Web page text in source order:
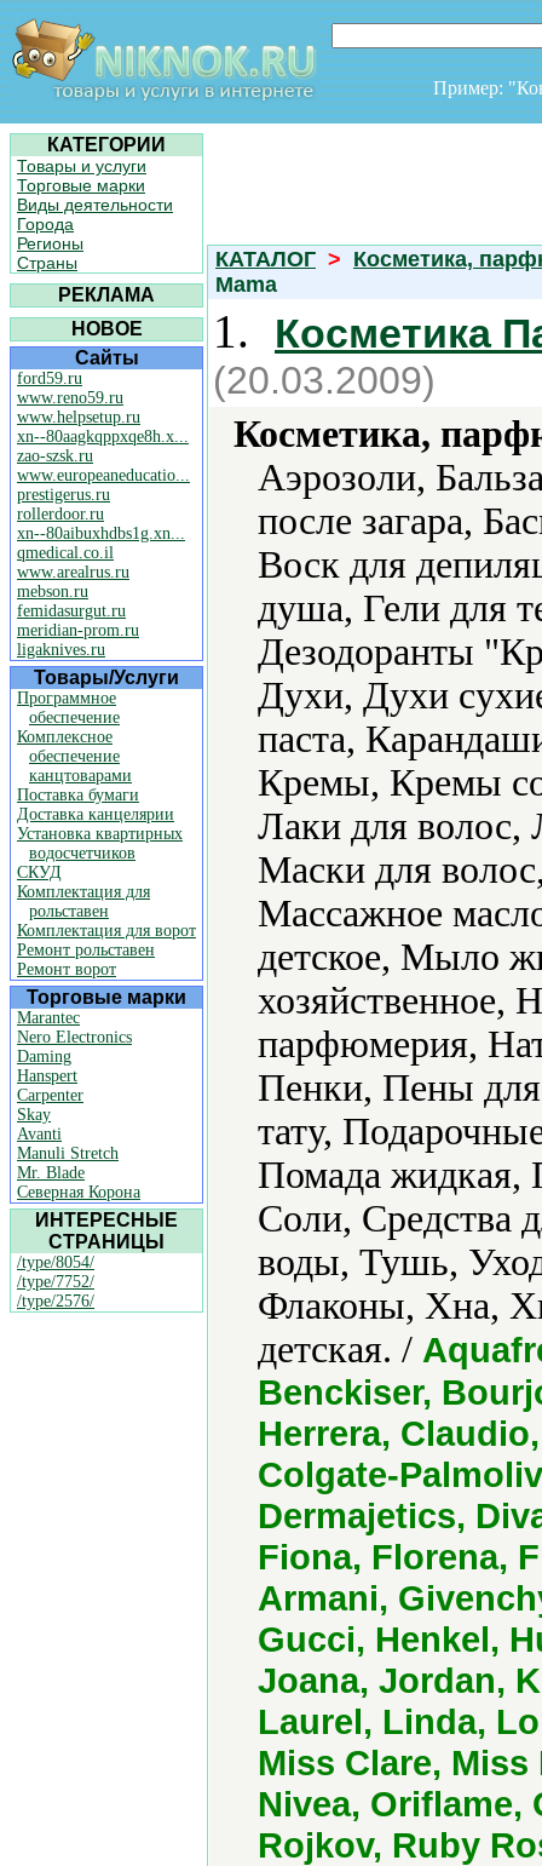
Пример:
КАТЕГОРИИ
Товары и услуги
Торговые марки
Виды деятельности
Города
Регионы
Страны
РЕКЛАМА
НОВОЕ
Сайты
ford59.ru
www.reno59.ru
www.helpsetup.ru
xn--80aagkqppxqe8h.x...
zao-szsk.ru
www.europeaneducatio...
prestigerus.ru
rollerdoor.ru
xn--80aibuxhdbs1g.xn...
qmedical.co.il
www.arealrus.ru
mebson.ru
femidasurgut.ru
meridian-prom.ru
ligaknives.ru
Товары/Услуги
Программное
обеспечение
Комплексное
обеспечение
канцтоварами
Поставка бумаги
Доставка канцелярии
Установка квартирных
водосчетчиков
СКУД
Комплектация для
рольставен
Комплектация для ворот
Ремонт рольставен
Ремонт ворот
Торговые марки
Marantec
Nero Electronics
Daming
Hanspert
Carpenter
Skay
Avanti
Manuli Stretch
Mr. Blade
Северная Корона
ИНТЕРЕСНЫЕ
СТРАНИЦЫ
/type/8054/
/type/7752/
/type/2576/
КАТАЛОГ > Косметика,
Mama
1. Косметика
(20.03.2009)
Косметика,
Аэрозоли,
после загара,
Воск для
душа, Гели для
Дезодоранты
Духи, Духи
паста,
Кремы, Кремы
Лаки для волос,
Маски для
Массажное
детское, Мыло
хозяйственное,
парфюмерия,
Пенки, Пены
тату,
Помада жидкая,
Соли, Средства
воды, Тушь,
Флаконы, Хна,
детская. /
Benckiser,
Herrera,
Colgate-
Dermajetics,
Fiona, Florena,
Armani,
Gucci, Henkel,
Joana, Jordan,
Laurel, Linda,
Miss Clare, Miss
Nivea, Oriflame,
Rojkov, Ruby